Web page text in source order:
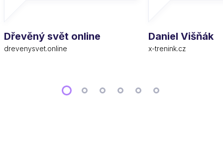
Dřevěný svět online
drevenysvet.online
Daniel Višňák
x-trenink.cz